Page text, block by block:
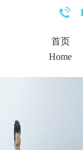
首页
Home